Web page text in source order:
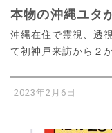
本物の沖縄ユタ
沖縄在住で霊視、透
て初神戸来訪から２
2023年2月6日